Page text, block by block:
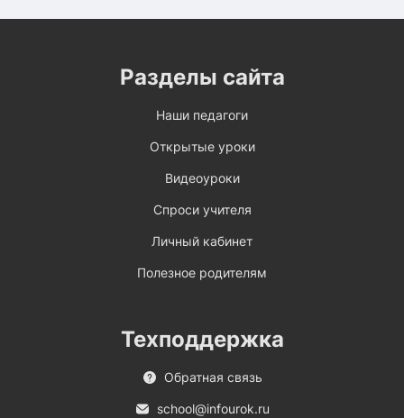
Разделы сайта
Наши педагоги
Открытые уроки
Видеоуроки
Спроси учителя
Личный кабинет
Полезное родителям
Техподдержка
Обратная связь
school@infourok.ru